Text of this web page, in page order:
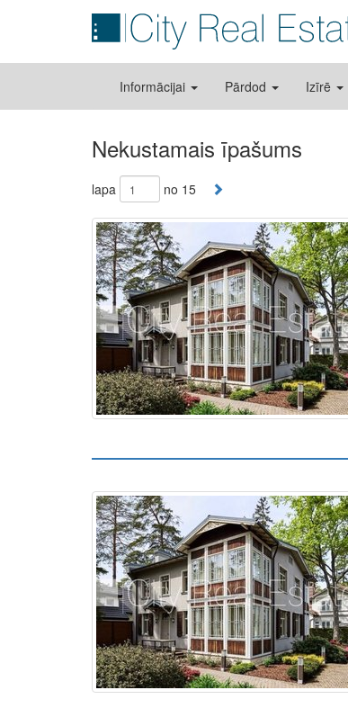
Informācijai Pārdod Izīrē
Nekustamais īpašums
lapa no 15